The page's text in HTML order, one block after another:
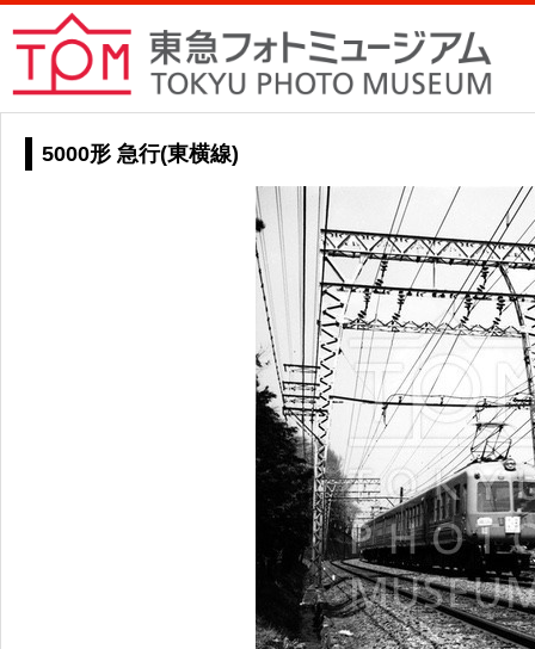
5000形 急行(東横線)